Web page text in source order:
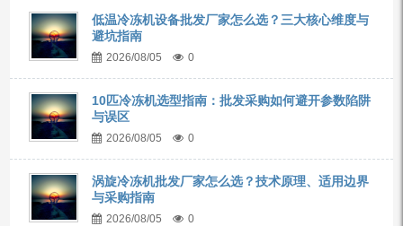
低温冷冻机设备批发厂家怎么选？三大核心维度与
避坑指南
2026/08/05 0
10匹冷冻机选型指南：批发采购如何避开参数陷阱
与误区
2026/08/05 0
涡旋冷冻机批发厂家怎么选？技术原理、适用边界
与采购指南
2026/08/05 0